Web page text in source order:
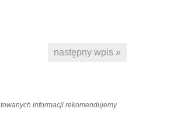
następny wpis »
informacji rekomendujemy